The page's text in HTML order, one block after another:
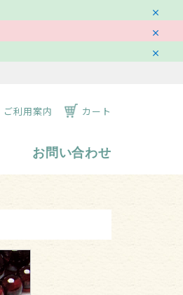
ご利用案内 カート
お問い合わせ